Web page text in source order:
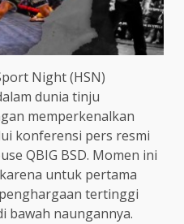
Night (HSN)
dunia tinju
memperkenalkan
konferensi pers resmi
QBIG BSD. Momen ini
untuk pertama
tertinggi
bawah naungannya.